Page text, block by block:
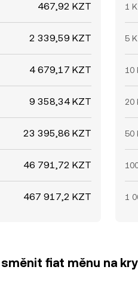
467,92 KZT
2 339,59 KZT
4 679,17 KZT
9 358,34 KZT
23 395,86 KZT
46 791,72 KZT
467 917,2 KZT
1
5
10
20
50
1
fiat měnu na